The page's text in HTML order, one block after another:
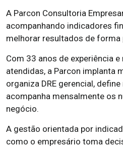
A Parcon Consultoria
acompanhando indicadores
melhorar resultados de forma
Com 33 anos de experiência
atendidas, a Parcon implanta
organiza DRE gerencial,
acompanha mensalmente os
negócio.
A gestão orientada por
como o empresário toma